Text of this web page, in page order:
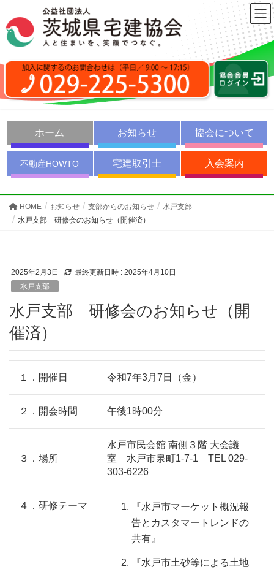
ホーム お知らせ 協会について
不動産HOWTO 宅建取引士 入会案内
HOME お知らせ 支部からのお知らせ
水戸支部
水戸支部 研修会のお知らせ（開催済）
2025年2月3日 最終更新日時 : 2025年4月10日
水戸支部
水戸支部 研修会のお知らせ（開
催済）
１．開催日 令和7年3月7日（金）
２．開会時間 午後1時00分
３．場所
水戸市民会館 南側３階 大会議
室 水戸市泉町1-7-1 TEL 029-
303-6226
４．研修テーマ
『水戸市マーケット概況報
告とカスタマートレンドの
共有』
『水戸市土砂等による土地